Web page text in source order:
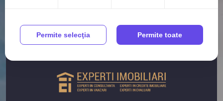
Apartamente de inchiriat in Constanta Tomis II
Case de inchiriat
Case de inchiriat in Constanta Viile Noi
Case de inchiriat in Constanta Trocadero
Spatii birouri de inchiriat
Permite selecţia Permite toate